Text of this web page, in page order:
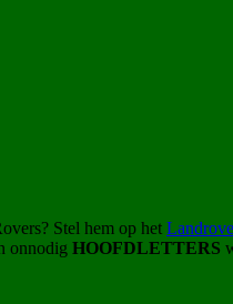
Stel hem op het
onnodig HOOFDLETTERS